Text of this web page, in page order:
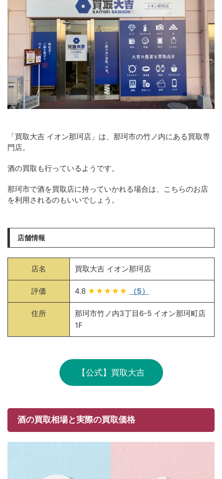
「買取大吉 イオン那珂店」は、那珂市の竹ノ内にある買取専
門店。
酒の買取も行っているようです。
那珂市で酒を買取店に持っていかれる場合は、こちらのお店
を利用されるのもいいでしょう。
店舗情報
店名 買取大吉 イオン那珂店
評価 4.8 ★★★★★ （5）
住所
那珂市竹ノ内3丁目6-5 イオン那珂町店
1F
【公式】買取大吉
酒の買取相場と実際の買取価格